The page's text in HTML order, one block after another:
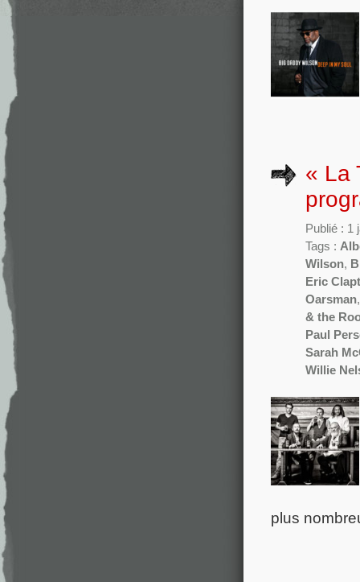
« La
Publié : 1
Tags :
Wilson,
Eric
Oarsman
& the
Paul
Sarah
Willie
plus